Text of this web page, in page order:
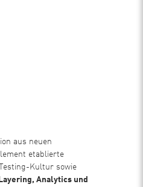
aus neuen
etablierte
Kultur sowie
Analytics und